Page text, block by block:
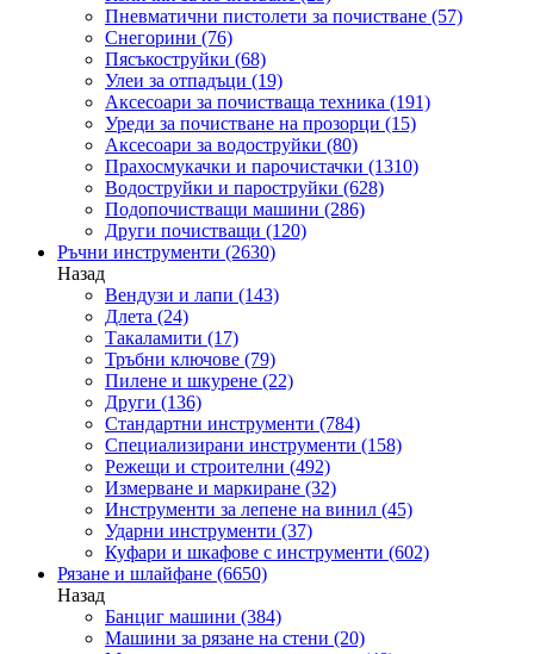
Пневматични пистолети за почистване (57)
Снегорини (76)
Пясъкоструйки (68)
Улеи за отпадъци (19)
Аксесоари за почистваща техника (191)
Уреди за почистване на прозорци (15)
Аксесоари за водоструйки (80)
Прахосмукачки и парочистачки (1310)
Водоструйки и пароструйки (628)
Подопочистващи машини (286)
Други почистващи (120)
Ръчни инструменти (2630)
Назад
Вендузи и лапи (143)
Длета (24)
Такаламити (17)
Тръбни ключове (79)
Пилене и шкурене (22)
Други (136)
Стандартни инструменти (784)
Специализирани инструменти (158)
Режещи и строителни (492)
Измерване и маркиране (32)
Инструменти за лепене на винил (45)
Ударни инструменти (37)
Куфари и шкафове с инструменти (602)
Рязане и шлайфане (6650)
Назад
Банциг машини (384)
Машини за рязане на стени (20)